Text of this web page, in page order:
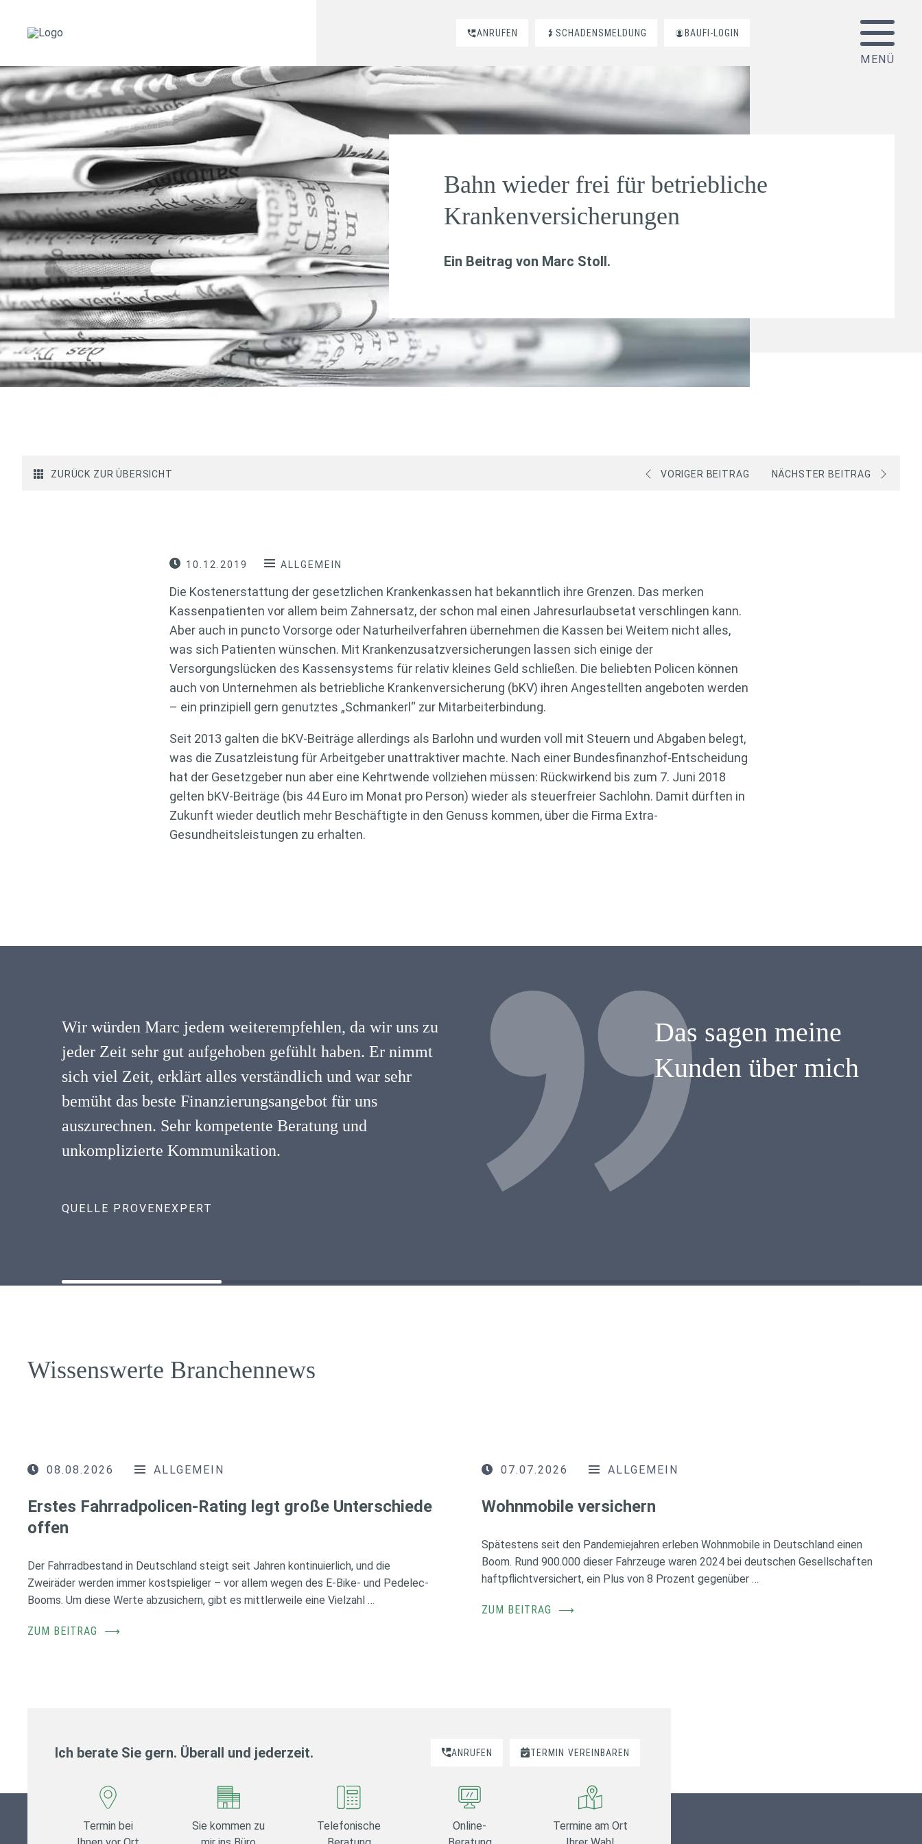
ANRUFEN SCHADENSMELDUNG BAUFI-LOGIN
Bahn wieder frei für betriebliche
Krankenversicherungen
Ein Beitrag von Marc Stoll.
ZURÜCK ZUR ÜBERSICHT VORIGER BEITRAG NÄCHSTER BEITRAG
10.12.2019 ALLGEMEIN
Die Kostenerstattung der gesetzlichen Krankenkassen hat bekanntlich ihre Grenzen. Das merken
Kassenpatienten vor allem beim Zahnersatz, der schon mal einen Jahresurlaubsetat verschlingen kann.
Aber auch in puncto Vorsorge oder Naturheilverfahren übernehmen die Kassen bei Weitem nicht alles,
was sich Patienten wünschen. Mit Krankenzusatzversicherungen lassen sich einige der
Versorgungslücken des Kassensystems für relativ kleines Geld schließen. Die beliebten Policen können
auch von Unternehmen als betriebliche Krankenversicherung (bKV) ihren Angestellten angeboten werden
– ein prinzipiell gern genutztes „Schmankerl“ zur Mitarbeiterbindung.
Seit 2013 galten die bKV-Beiträge allerdings als Barlohn und wurden voll mit Steuern und Abgaben belegt,
was die Zusatzleistung für Arbeitgeber unattraktiver machte. Nach einer Bundesfinanzhof-Entscheidung
hat der Gesetzgeber nun aber eine Kehrtwende vollziehen müssen: Rückwirkend bis zum 7. Juni 2018
gelten bKV-Beiträge (bis 44 Euro im Monat pro Person) wieder als steuerfreier Sachlohn. Damit dürften in
Zukunft wieder deutlich mehr Beschäftigte in den Genuss kommen, über die Firma Extra-
Gesundheitsleistungen zu erhalten.
Das sagen meine
Kunden über mich
Wir würden Marc jedem weiterempfehlen, da wir uns zu
jeder Zeit sehr gut aufgehoben gefühlt haben. Er nimmt
sich viel Zeit, erklärt alles verständlich und war sehr
bemüht das beste Finanzierungsangebot für uns
auszurechnen. Sehr kompetente Beratung und
unkomplizierte Kommunikation.
QUELLE PROVENEXPERT
Wissenswerte Branchennews
08.08.2026 ALLGEMEIN
Erstes Fahrradpolicen-Rating legt große Unterschiede
offen
Der Fahrradbestand in Deutschland steigt seit Jahren kontinuierlich, und die
Zweiräder werden immer kostspieliger – vor allem wegen des E-Bike- und Pedelec-
Booms. Um diese Werte abzusichern, gibt es mittlerweile eine Vielzahl …
ZUM BEITRAG ⟶
07.07.2026 ALLGEMEIN
Wohnmobile versichern
Spätestens seit den Pandemiejahren erleben Wohnmobile in Deutschland einen
Boom. Rund 900.000 dieser Fahrzeuge waren 2024 bei deutschen Gesellschaften
haftpflichtversichert, ein Plus von 8 Prozent gegenüber …
ZUM BEITRAG ⟶
Ich berate Sie gern. Überall und jederzeit. ANRUFEN TERMIN VEREINBAREN
Termin bei
Sie kommen zu
Telefonische
Online-
Termine am Ort